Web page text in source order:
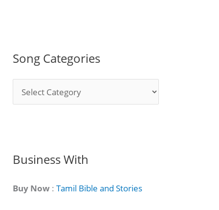
Song Categories
o
C
t
Business With
Buy Now :Tamil Bible and Stories